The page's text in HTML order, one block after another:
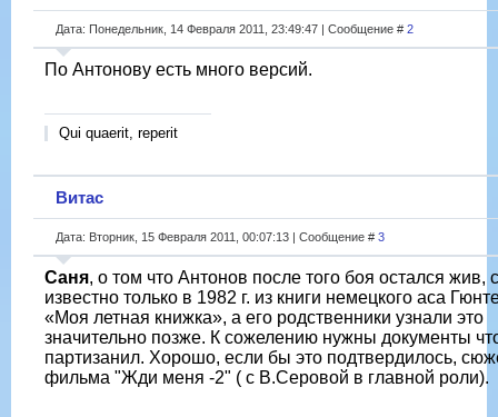
Дата: Понедельник, 14 Февраля 2011, 23:49:47 | Сообщение # 2
По Антонову есть много версий.
Qui quaerit, reperit
Витас
Дата: Вторник, 15 Февраля 2011, 00:07:13 | Сообщение # 3
Саня, о том что Антонов после того боя остался жив,
известно только в 1982 г. из книги немецкого аса
«Моя летная книжка», а его родственники узнали это
значительно позже. К сожелению нужны документы
партизанил. Хорошо, если бы это подтвердилось,
фильма "Жди меня -2" ( с В.Серовой в главной роли).